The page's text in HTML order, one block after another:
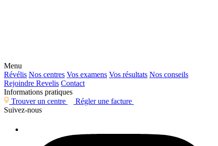
Menu
Révélis Nos centres Vos examens Vos résultats Nos conseils
Rejoindre Revelis Contact
Informations pratiques
Trouver un centre
Régler une facture
Suivez-nous